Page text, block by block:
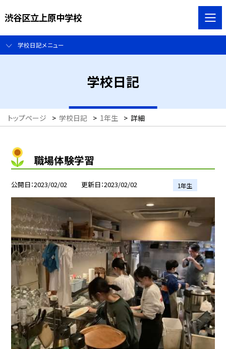
渋谷区立上原中学校
学校日記メニュー
学校日記
トップページ > 学校日記 > 1年生 > 詳細
職場体験学習
公開日 2023/02/02 更新日 2023/02/02 1年生